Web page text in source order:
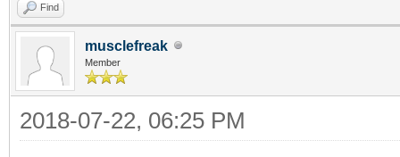
Find
musclefreak
Member
2018-07-22, 06:25 PM